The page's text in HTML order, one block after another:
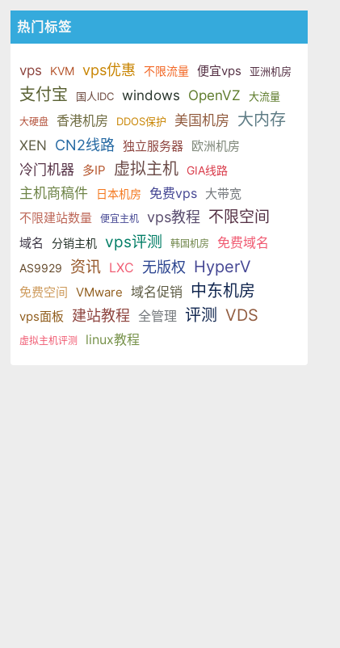
国两大系列。亚洲 VPS 月付低至 6
于 KVM 虚拟化架构，配备 NVMe
国两大系列。亚洲 VPS 月付低至 6
美元，美国
于 KVM 虚拟化架构，配备 NVMe
SSD 固态硬盘，主要分为亚洲和美
国两大系列。亚洲 VPS 月付低至 6
美元，美国
VDS 业务，数据中心覆盖中国香
于 KVM 虚拟化架构，配备 NVMe
SSD 固态硬盘，主要分为亚洲和美
国两大系列。亚洲 VPS 月付低至 6
美元，美国
热门标签
vps KVM vps优惠 不限流量 便宜vps 亚洲机房
支付宝 国人IDC windows OpenVZ 大流量
大硬盘 香港机房 DDOS保护 美国机房 大内存
XEN CN2线路 独立服务器 欧洲机房
冷门机器 多IP 虚拟主机 GIA线路
主机商稿件 日本机房 免费vps 大带宽
不限建站数量
便宜主机 vps教程 不限空间
域名 分销主机 vps评测 韩国机房 免费域名
AS9929 资讯 LXC 无版权 HyperV
免费空间 VMware 域名促销 中东机房
vps面板 建站教程 全管理 评测 VDS
虚拟主机评测 linux教程